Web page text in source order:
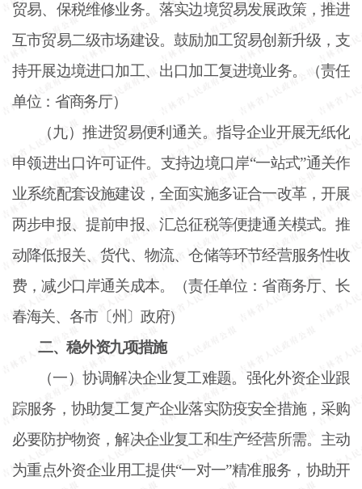
贸易、保税维修业务。落实边境贸易发展政策，推进
互市贸易二级市场建设。鼓励加工贸易创新升级，支
持开展边境进口加工、出口加工复进境业务。（责任
单位：省商务厅）
（九）推进贸易便利通关。指导企业开展无纸化
申领进出口许可证件。支持边境口岸“一站式”通关作
业系统配套设施建设，全面实施多证合一改革，开展
两步申报、提前申报、汇总征税等便捷通关模式。推
动降低报关、货代、物流、仓储等环节经营服务性收
费，减少口岸通关成本。（责任单位：省商务厅、长
春海关、各市〔州〕政府）
二、稳外资九项措施
（一）协调解决企业复工难题。强化外资企业跟
踪服务，协助复工复产企业落实防疫安全措施，采购
必要防护物资，解决企业复工和生产经营所需。主动
为重点外资企业用工提供“一对一”精准服务，协助开